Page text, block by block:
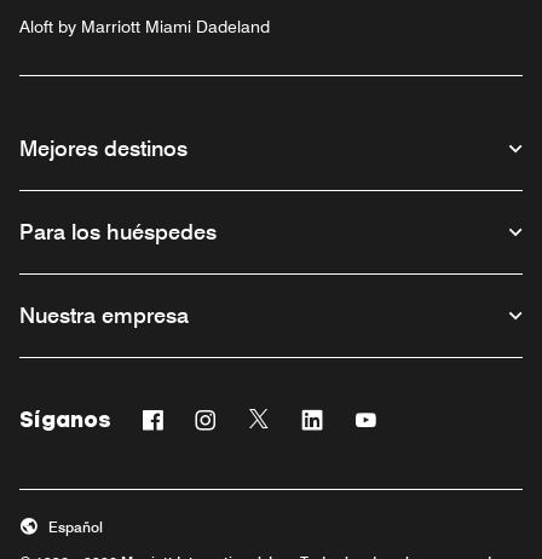
Aloft by Marriott Miami Dadeland
Mejores destinos
Para los huéspedes
Nuestra empresa
Síganos Facebook
Abre una ventana nueva
Instagram
Abre una ventana nueva
Twitter
Abre una ventana nueva
Linkedin
Abre una ventana nueva
Abre una ventana
Español